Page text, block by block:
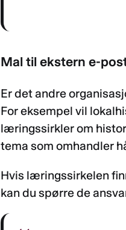
Mal til ekstern e-
Er det andre
For eksempel vil
læringssirkler om
tema som omhandler
Hvis læringssirkelen
kan du spørre de